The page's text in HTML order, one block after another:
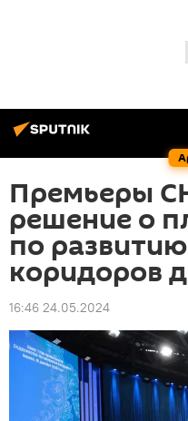
Премьеры
решение о
по
коридоров
16:46 24.05.2024